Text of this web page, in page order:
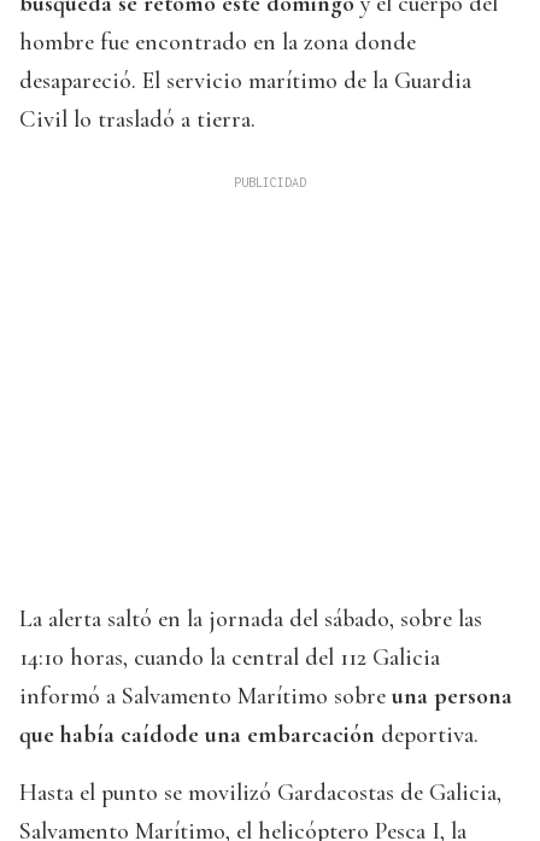
hombre fue encontrado en la zona donde
desapareció. El servicio marítimo de la Guardia
Civil lo trasladó a tierra.
La alerta saltó en la jornada del sábado, sobre las
14:10 horas, cuando la central del 112 Galicia
informó a Salvamento Marítimo sobre una persona
que había caídode una embarcación deportiva.
Hasta el punto se movilizó Gardacostas de Galicia,
Salvamento Marítimo, el helicóptero Pesca I, la